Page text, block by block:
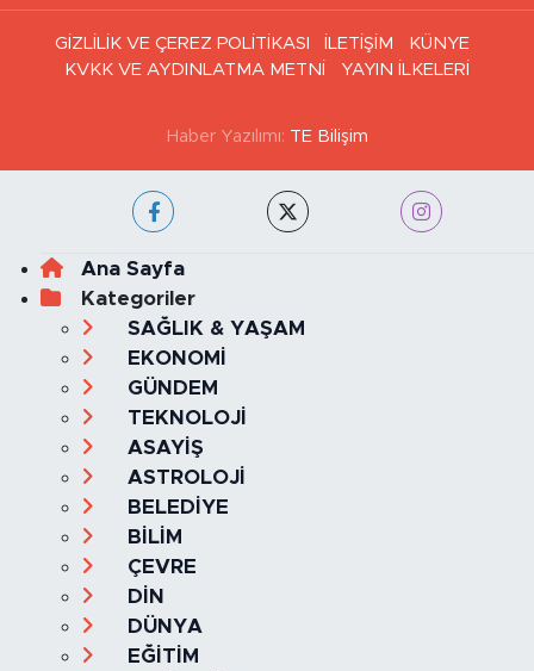
GİZLİLİK VE ÇEREZ POLİTİKASI İLETİŞİM
KÜNYE
KVKK VE AYDINLATMA METNİ
YAYIN İLKELERİ
Haber Yazılımı: TE Bilişim
Ana Sayfa
Kategoriler
SAĞLIK & YAŞAM
EKONOMİ
GÜNDEM
TEKNOLOJİ
ASAYİŞ
ASTROLOJİ
BELEDİYE
BİLİM
ÇEVRE
DİN
DÜNYA
EĞİTİM